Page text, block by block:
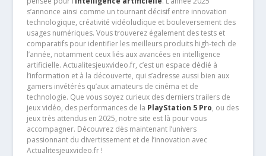
s’annonce ainsi comme un tournant décisif entre innovation
technologique, créativité vidéoludique et bouleversement des
usages numériques. Vous trouverez également des tests et
comparatifs pour identifier les meilleurs produits high-tech de
l’année, notamment ceux liés aux avancées en intelligence
artificielle. Actualitesjeuxvideo.fr, c’est un espace dédié à
l’information et à la découverte, qui s’adresse aussi bien aux
gamers invétérés qu’aux amateurs de cinéma et de
technologie. Que vous soyez curieux des derniers trailers de
jeux vidéo, des performances de la PlayStation 5 Pro, ou des
jeux très attendus en 2025, notre site est là pour vous
accompagner. Découvrez dès maintenant l’univers
passionnant du divertissement et de l’innovation avec
Actualitesjeuxvideo.fr !